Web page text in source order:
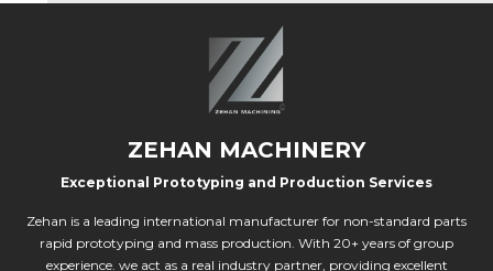
ZEHAN MACHINERY
Exceptional Prototyping and Production Services
Zehan is a leading international manufacturer for non-standard parts
rapid prototyping and mass production. With 20+ years of group
experience. we act as a real industry partner, providing excellent